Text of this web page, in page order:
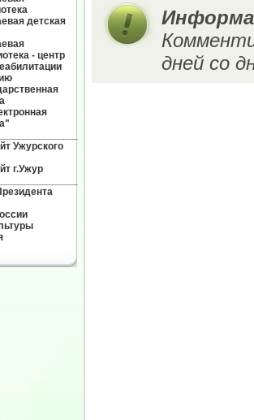
детская
- центр
Ужурского
г.Ужур
дней со